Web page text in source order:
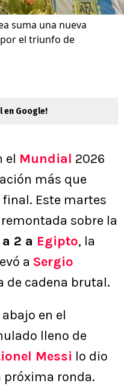
suma una nueva
el triunfo de
en Google!
el Mundial 2026
más que
Este martes
sobre la
2 a Egipto, la
a Sergio
de cadena brutal.
en el
lleno de
Messi lo dio
próxima ronda.